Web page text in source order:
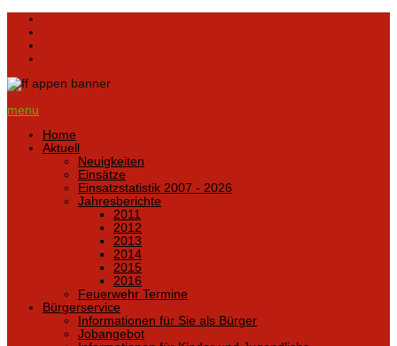
menu
Home
Aktuell
Neuigkeiten
Einsätze
Einsatzstatistik 2007 - 2026
Jahresberichte
2011
2012
2013
2014
2015
2016
Feuerwehr Termine
Bürgerservice
Informationen für Sie als Bürger
Jobangebot